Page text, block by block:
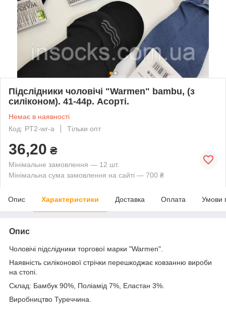
Підслідники чоловічі "Warmen" bambu, (з
силіконом). 41-44р. Асорті.
Немає в наявності
Код: PT2-wr-a
Тільки опт
36,20 ₴
Мінімальне замовлення — 12 шт.
Мінімальна сума замовлення на сайті — 700 ₴
Опис Характеристики Доставка Оплата Умови
Опис
Чоловічі підслідники торгової марки "Warmen".
Наявність силіконової стрічки перешкоджає ковзанню вироби
на стопі.
Склад: Бамбук 90%, Поліамід 7%, Еластан 3%.
Виробництво Туреччина.